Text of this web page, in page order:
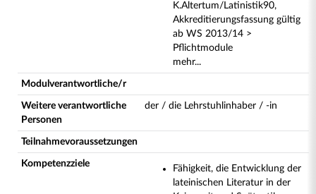
K.Altertum/Latinistik90,
Akkreditierungsfassung gültig
ab WS 2013/14 >
Pflichtmodule
mehr...
Modulverantwortliche/r
Weitere verantwortliche
Personen
der / die Lehrstuhlinhaber / -in
Teilnahmevoraussetzungen
Kompetenzziele
Fähigkeit, die Entwicklung der
lateinischen Literatur in der